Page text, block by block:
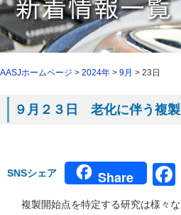
AASJホームページ > 2024年 > 9月 > 23日
９月２３日 老化に伴う複
SNSシェア Share
複製開始点を特定する研究は様々